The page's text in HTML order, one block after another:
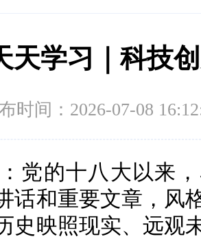
天学习｜科技
时间：2026-07-08
：党的十八大以来
话和重要文章，风
史映照现实、远观